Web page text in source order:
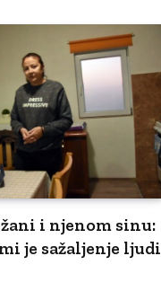
i njenom sinu:
je sažaljenje ljudi